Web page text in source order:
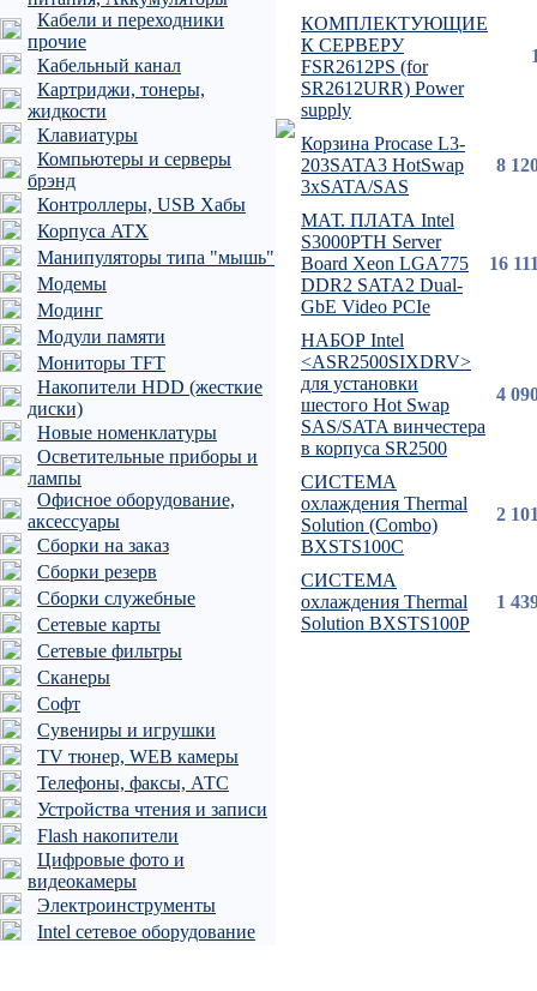
Кабели и переходники
прочие
Кабельный канал
Картриджи, тонеры,
жидкости
Клавиатуры
Компьютеры и серверы
брэнд
Контроллеры, USB Хабы
Корпуса ATX
Манипуляторы типа "мышь"
Модемы
Модинг
Модули памяти
Мониторы TFT
Накопители HDD (жесткие
диски)
Новые номенклатуры
Осветительные приборы и
лампы
Офисное оборудование,
аксессуары
Сборки на заказ
Сборки резерв
Сборки служебные
Сетевые карты
Сетевые фильтры
Сканеры
Софт
Сувениры и игрушки
TV тюнер, WEB камеры
Телефоны, факсы, АТС
Устройства чтения и записи
Flash накопители
Цифровые фото и
видеокамеры
Электроинструменты
Intel сетевое оборудование
КОМПЛЕКТУЮЩИЕ
К СЕРВЕРУ
FSR2612PS (for
SR2612URR) Power
supply
Корзина Procase L3-
203SATA3 HotSwap
3xSATA/SAS
8
МАТ. ПЛАТА Intel
S3000PTH Server
Board Xeon LGA775
DDR2 SATA2 Dual-
GbE Video PCIe
16
НАБОР Intel
<ASR2500SIXDRV>
для установки
шестого Hot Swap
SAS/SATA винчестера
в корпуса SR2500
4
СИСТЕМА
охлаждения Thermal
Solution (Combo)
BXSTS100C
2
СИСТЕМА
охлаждения Thermal
Solution BXSTS100P
1